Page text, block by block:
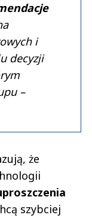
i
decyzji
–
że
szybciej